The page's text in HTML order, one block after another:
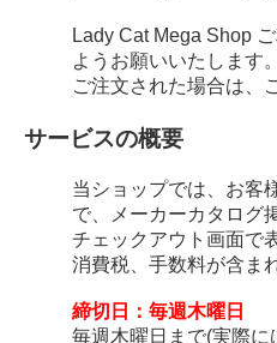
Lady Cat Mega Shop
ようお願いいたします。
ご注文された場合は、
サービスの概要
当ショップでは、お客
で、メーカーカタログ
チェックアウト画面で
消費税、手数料が含ま
締切日：毎週木曜日
毎週木曜日まで(実際